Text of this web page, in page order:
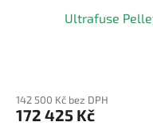
Ultrafuse
142 500 Kč bez DPH
172 425 Kč